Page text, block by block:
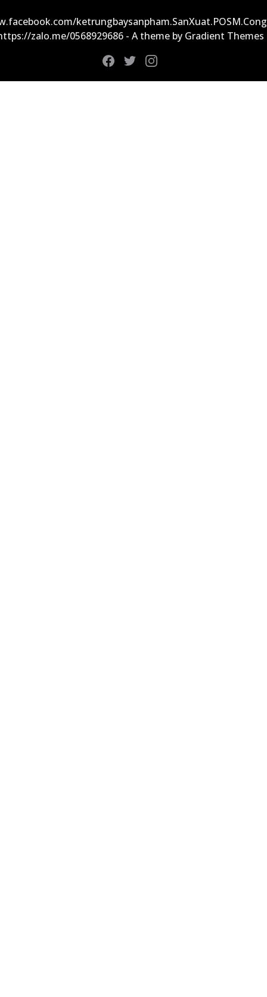
zalo.me/0568929686 - A theme by Gradient